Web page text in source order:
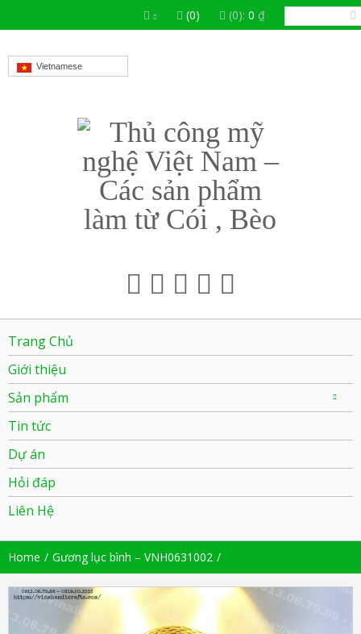
(0) (0): 0 ₫
Vietnamese
Trang Chủ
Giới thiệu
Sản phẩm
Tin tức
Dự án
Hỏi đáp
Liên Hệ
Home Gương lục bình – VNH0631002